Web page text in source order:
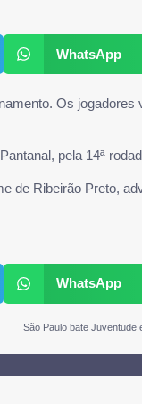
WhatsApp
Os
pela 14ª
de Ribeirão Preto,
WhatsApp
São Paulo bate Juventude